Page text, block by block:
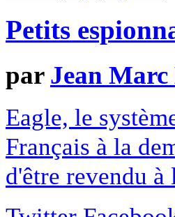
Petits
par Jean
Eagle, le
Français à la
d'être revendu à